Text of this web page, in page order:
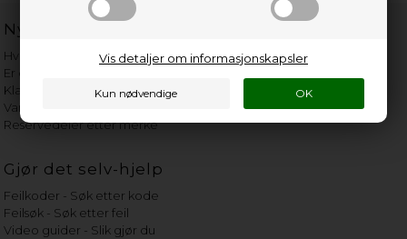
Vis detaljer om informasjonskapsler
Nyttige lenker
Hvor gammelt er apparatet mitt?
Er det verdt å reparere?
Klage på bassengrobot
Vannets hardhetsgrad
Reservedeler etter merke
Gjør det selv-hjelp
Feilkoder - Søk etter kode
Feilsøk - Søk etter feil
Video guider - Slik gjør du